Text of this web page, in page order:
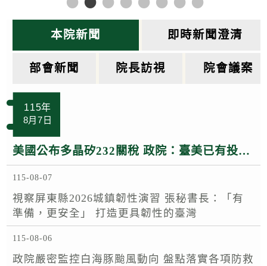
本院新聞 即時新聞澄清
部會新聞 院長訪視 院會議案
115年
8月7日
美國公布多晶矽232關稅 政院：臺美已有投資MOU 半導體多晶矽相關產品適用相關優惠待遇
115-08-07
視察屏東縣2026城鎮韌性演習 張秘書長：「有
準備，更安全」 打造更具韌性的臺灣
115-08-06
政院嚴密監控白海豚颱風動向 盤點落實各項防救